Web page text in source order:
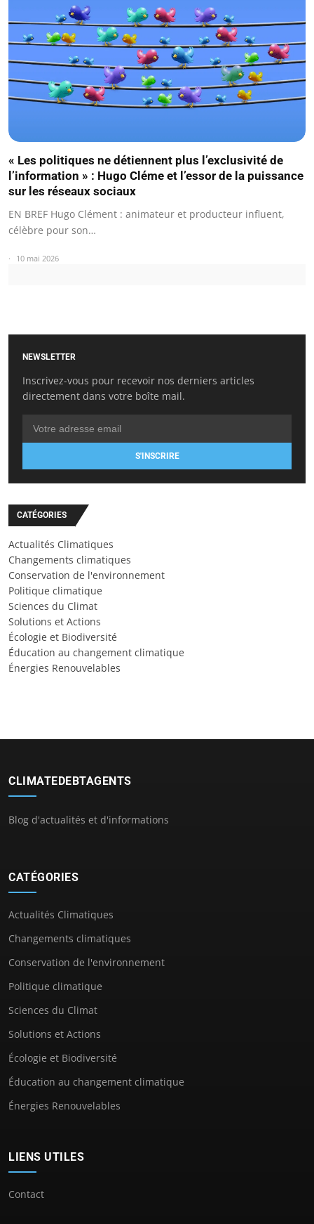
« Les politiques ne détiennent plus l’exclusivité de
l’information » : Hugo Cléme et l’essor de la puissance
sur les réseaux sociaux
EN BREF Hugo Clément : animateur et producteur influent,
célèbre pour son…
10 mai 2026
NEWSLETTER
Inscrivez-vous pour recevoir nos derniers articles
directement dans votre boîte mail.
S'INSCRIRE
CATÉGORIES
Actualités Climatiques
Changements climatiques
Conservation de l'environnement
Politique climatique
Sciences du Climat
Solutions et Actions
Écologie et Biodiversité
Éducation au changement climatique
Énergies Renouvelables
CLIMATEDEBTAGENTS
Blog d'actualités et d'informations
CATÉGORIES
Actualités Climatiques
Changements climatiques
Conservation de l'environnement
Politique climatique
Sciences du Climat
Solutions et Actions
Écologie et Biodiversité
Éducation au changement climatique
Énergies Renouvelables
LIENS UTILES
Contact